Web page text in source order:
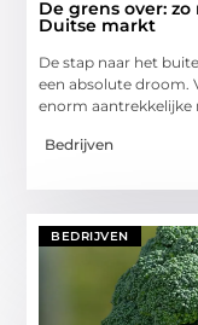
De grens over:
Duitse markt
De stap naar het
een absolute droom.
enorm
Bedrijven
BEDRIJVEN